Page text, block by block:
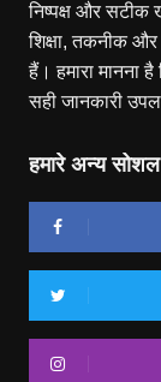
निष्पक्ष और सटीक
शिक्षा, तकनीक
हैं। हमारा मानना
सही जानकारी
हमारे अन्य सोशल